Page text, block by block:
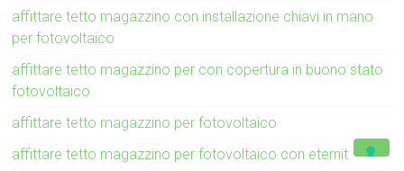
affittare tetto magazzino con installazione chiavi in mano
per fotovoltaico
affittare tetto magazzino per con copertura in buono stato
fotovoltaico
affittare tetto magazzino per fotovoltaico
affittare tetto magazzino per fotovoltaico con eternit